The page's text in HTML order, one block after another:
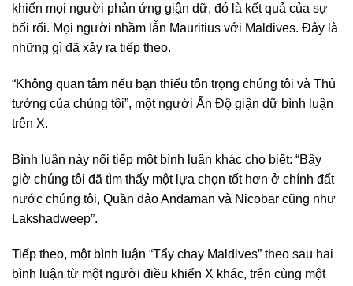
khiến mọi người phản ứng giận dữ, đó là kết quả của sự
bối rối. Mọi người nhầm lẫn Mauritius với Maldives. Đây là
những gì đã xảy ra tiếp theo.
“Không quan tâm nếu bạn thiếu tôn trọng chúng tôi và Thủ
tướng của chúng tôi”, một người Ấn Độ giận dữ bình luận
trên X.
Bình luận này nối tiếp một bình luận khác cho biết: “Bây
giờ chúng tôi đã tìm thấy một lựa chọn tốt hơn ở chính đất
nước chúng tôi, Quần đảo Andaman và Nicobar cũng như
Lakshadweep”.
Tiếp theo, một bình luận “Tẩy chay Maldives” theo sau hai
bình luận từ một người điều khiển X khác, trên cùng một